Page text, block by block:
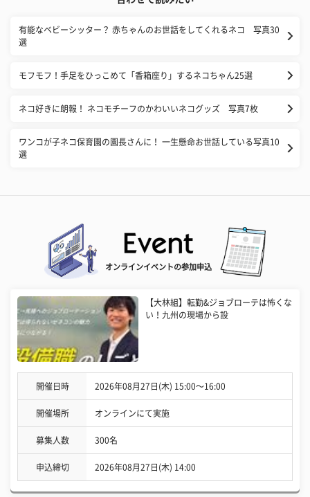
有能なベビーシッター？ 赤ちゃんのお世話をしてくれるネコ 写真30
選
モフモフ！手足をひっこめて「香箱座り」するネコちゃん25選
ネコ好きに朗報！ ネコモチーフのかわいいネコグッズ 写真7枚
ワンコが子ネコ保育園の園長さんに！ 一生懸命お世話している写真10
選
オンラインイベントの参加申込
【大林組】転勤&ジョブローテは怖くな
い！九州の現場から設
開催日時 2026年08月27日(木) 15:00〜16:00
開催場所 オンラインにて実施
募集人数 300名
申込締切 2026年08月27日(木) 14:00